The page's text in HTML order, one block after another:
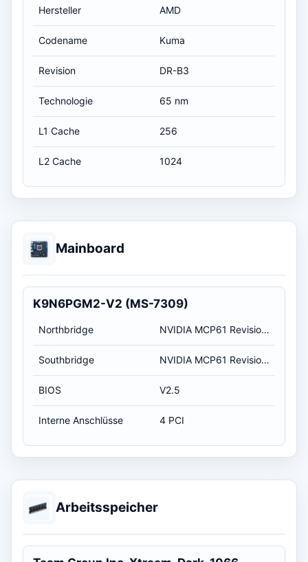
Hersteller AMD
Codename Kuma
Revision DR-B3
Technologie 65 nm
L1 Cache 256
L2 Cache 1024
Mainboard
K9N6PGM2-V2 (MS-7309)
Northbridge NVIDIA MCP61 Revision A3
Southbridge NVIDIA MCP61 Revision A3
BIOS V2.5
Interne Anschlüsse 4 PCI
Arbeitsspeicher